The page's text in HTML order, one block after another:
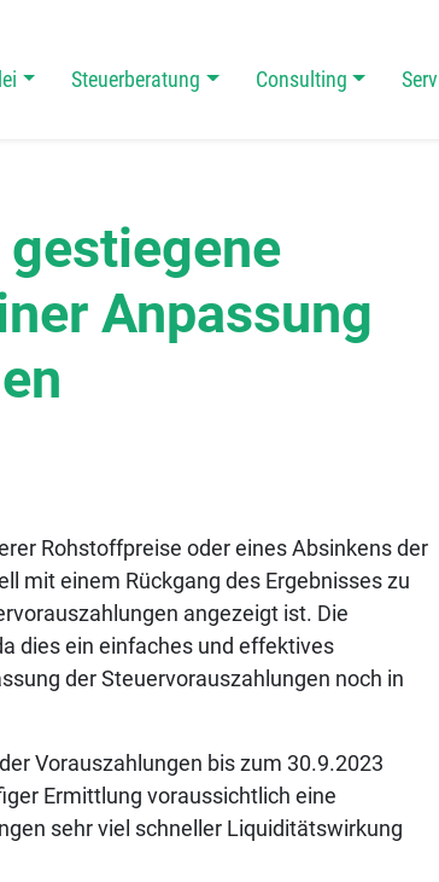
Steuerberatung Consulting
Anpassung
Rohstoffpreise oder eines Absinkens der
mit einem Rückgang des Ergebnisses zu
angezeigt ist. Die
dies ein einfaches und effektives
der Steuervorauszahlungen noch in
Vorauszahlungen bis zum 30.9.2023
Ermittlung voraussichtlich eine
sehr viel schneller Liquiditätswirkung